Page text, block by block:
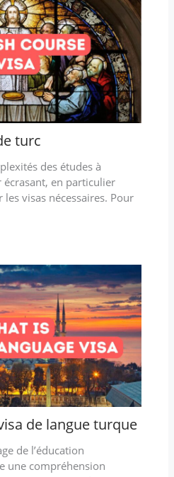
turc
des études à
écrasant, en particulier
les visas nécessaires. Pour
de langue turque
de l’éducation
une compréhension